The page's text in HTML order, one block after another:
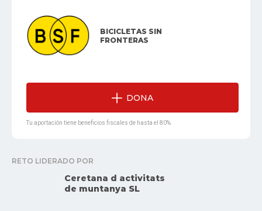
BICICLETAS SIN
FRONTERAS
DONA
Tu aportación tiene beneficios fiscales de hasta el 80%
RETO LIDERADO POR
Ceretana d activitats
de muntanya SL